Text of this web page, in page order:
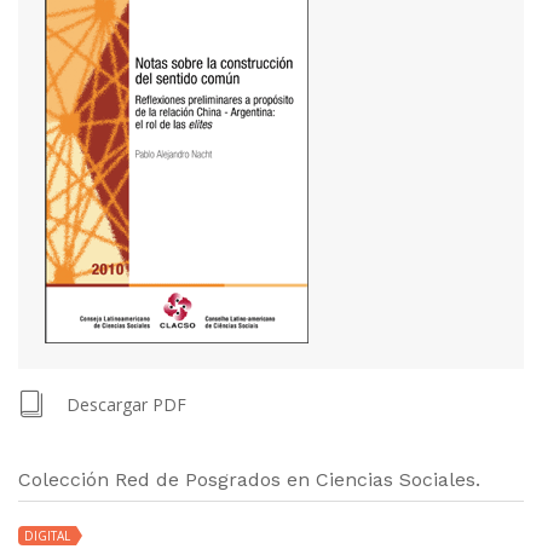
Descargar PDF
Colección Red de Posgrados en Ciencias Sociales.
DIGITAL